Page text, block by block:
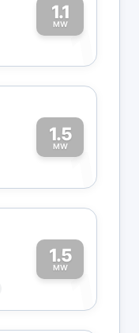
1.1
MW1
1.5
MW1
1.5
MW1